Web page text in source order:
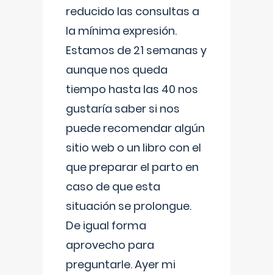
reducido las consultas a
la mínima expresión.
Estamos de 21 semanas y
aunque nos queda
tiempo hasta las 40 nos
gustaría saber si nos
puede recomendar algún
sitio web o un libro con el
que preparar el parto en
caso de que esta
situación se prolongue.
De igual forma
aprovecho para
preguntarle. Ayer mi